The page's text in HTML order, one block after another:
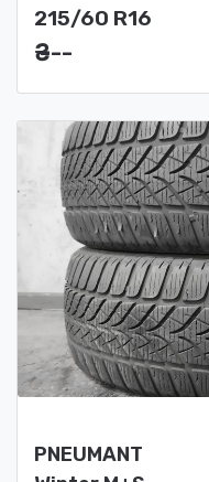
215/60 R16
₴ ---
PNEUMANT